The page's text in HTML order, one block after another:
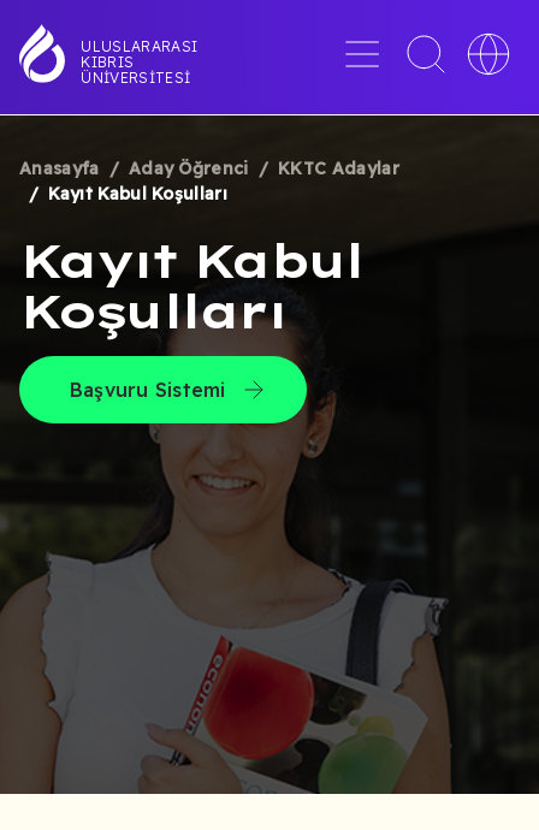
içeriğe
atla
ULUSLARARASI
KIBRIS
ÜNIVERSITESI
Menü
Toggle
search
Toggle
SAYFA
Anasayfa Aday Öğrenci
KKTC Adaylar
Kayıt Kabul Koşulları
Kayıt Kabul
Koşulları
Başvuru Sistemi